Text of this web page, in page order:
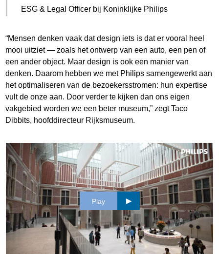
ESG & Legal Officer bij Koninklijke Philips
“Mensen denken vaak dat design iets is dat er vooral heel
mooi uitziet — zoals het ontwerp van een auto, een pen of
een ander object. Maar design is ook een manier van
denken. Daarom hebben we met Philips samengewerkt aan
het optimaliseren van de bezoekersstromen: hun expertise
vult de onze aan. Door verder te kijken dan ons eigen
vakgebied worden we een beter museum,” zegt Taco
Dibbits, hoofddirecteur Rijksmuseum.
Play